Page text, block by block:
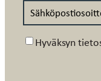
Suostumus
Hyväksyn